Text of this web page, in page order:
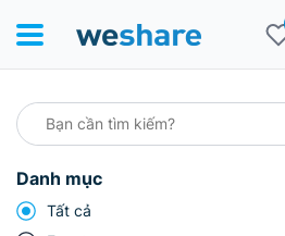
Danh mục
Tất cả